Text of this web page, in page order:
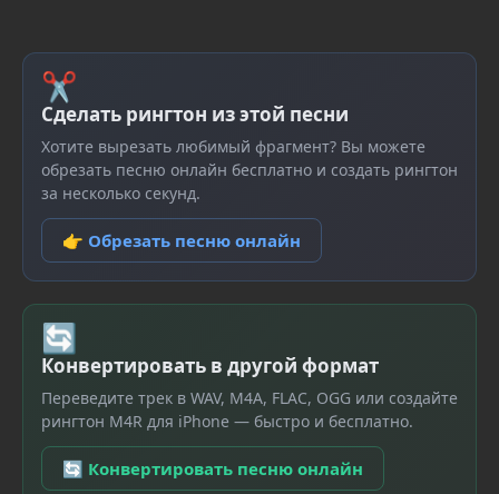
✂
Сделать рингтон из этой песни
Хотите вырезать любимый фрагмент? Вы можете
обрезать песню онлайн бесплатно и создать рингтон
за несколько секунд.
👉 Обрезать песню онлайн
🔄
Конвертировать в другой формат
Переведите трек в WAV, M4A, FLAC, OGG или создайте
рингтон M4R для iPhone — быстро и бесплатно.
🔄 Конвертировать песню онлайн